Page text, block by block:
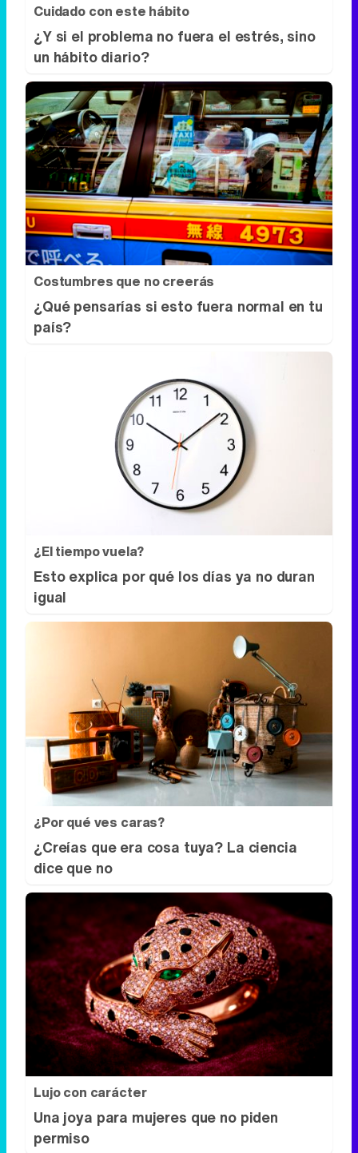
Cuidado con este hábito
¿Y si el problema no fuera el estrés, sino
un hábito diario?
Costumbres que no creerás
¿Qué pensarías si esto fuera normal en tu
país?
¿El tiempo vuela?
Esto explica por qué los días ya no duran
igual
¿Por qué ves caras?
¿Creías que era cosa tuya? La ciencia
dice que no
Lujo con carácter
Una joya para mujeres que no piden
permiso